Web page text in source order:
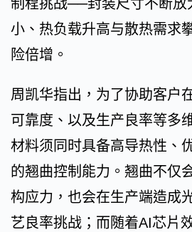
制程挑战──封装尺寸不断放
小、热负载升高与散热需求
险倍增。
周凯华指出，为了协助客户
可靠度、以及生产良率等多
材料须同时具备高导热性、
的翘曲控制能力。翘曲不仅
构应力，也会在生产端造成
艺良率挑战；而随着AI芯片